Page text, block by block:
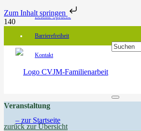
Zum Inhalt springen
Leichte Sprache
Barrierefreiheit
Kontakt
Veranstaltung
zurück zur Übersicht